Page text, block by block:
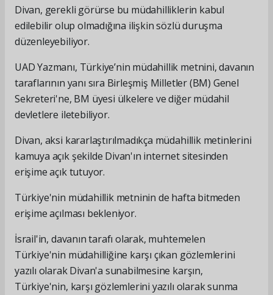
Divan, gerekli görürse bu müdahilliklerin kabul
edilebilir olup olmadığına ilişkin sözlü duruşma
düzenleyebiliyor.
UAD Yazmanı, Türkiye’nin müdahillik metnini, davanın
taraflarının yanı sıra Birleşmiş Milletler (BM) Genel
Sekreteri'ne, BM üyesi ülkelere ve diğer müdahil
devletlere iletebiliyor.
Divan, aksi kararlaştırılmadıkça müdahillik metinlerini
kamuya açık şekilde Divan'ın internet sitesinden
erişime açık tutuyor.
Türkiye'nin müdahillik metninin de hafta bitmeden
erişime açılması bekleniyor.
İsrail'in, davanın tarafı olarak, muhtemelen
Türkiye'nin müdahilliğine karşı çıkan gözlemlerini
yazılı olarak Divan'a sunabilmesine karşın,
Türkiye'nin, karşı gözlemlerini yazılı olarak sunma